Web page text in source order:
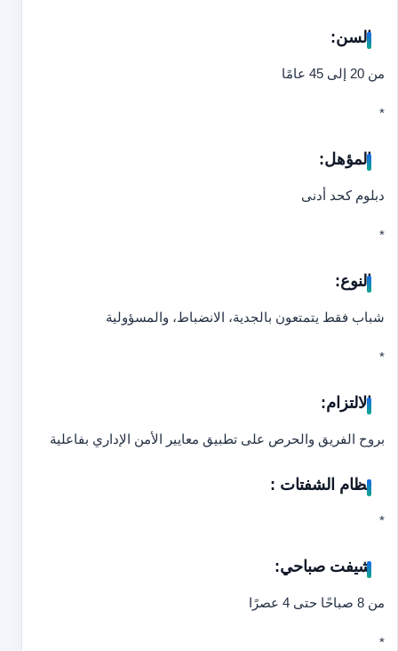
السن:
من 20 إلى 45 عامًا
*
المؤهل:
دبلوم كحد أدنى
*
النوع:
شباب فقط يتمتعون بالجدية، الانضباط، والمسؤولية
*
الالتزام:
بروح الفريق والحرص على تطبيق معايير الأمن الإداري بفاعلية
نظام الشفتات :
*
شيفت صباحي:
من 8 صباحًا حتى 4 عصرًا
*